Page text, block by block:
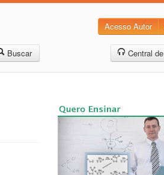
Acesso Autor
Buscar Central de